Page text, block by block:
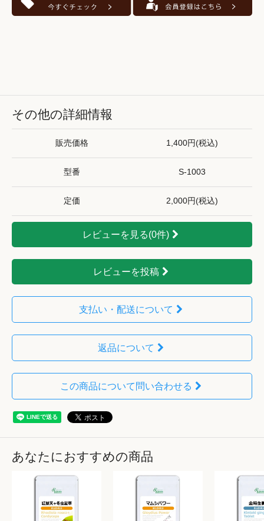
その他の詳細情報
販売価格 1,400円(税込)
型番 S-1003
定価 2,000円(税込)
レビューを見る(0件)
レビューを投稿
支払い・配送について
返品について
この商品について問い合わせる
あなたにおすすめの商品